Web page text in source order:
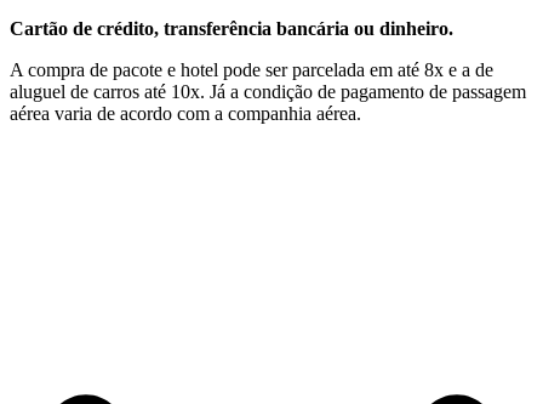
Cartão de crédito, transferência bancária ou dinheiro.
A compra de pacote e hotel pode ser parcelada em até 8x e a de
aluguel de carros até 10x. Já a condição de pagamento de passagem
aérea varia de acordo com a companhia aérea.